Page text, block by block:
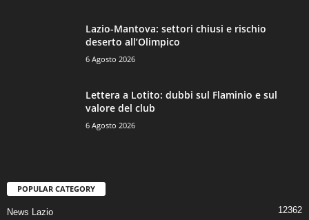
Lazio-Mantova: settori chiusi e rischio
deserto all’Olimpico
6 Agosto 2026
Lettera a Lotito: dubbi sul Flaminio e sul
valore del club
6 Agosto 2026
POPULAR CATEGORY
News Lazio 12362